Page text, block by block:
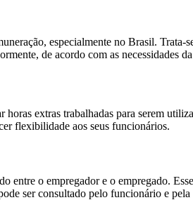
especialmente no Brasil.
de acordo com as necessidades
extras trabalhadas para serem
flexibilidade aos seus funcionários.
entre o empregador e o empregado.
ser consultado pelo funcionário e pela